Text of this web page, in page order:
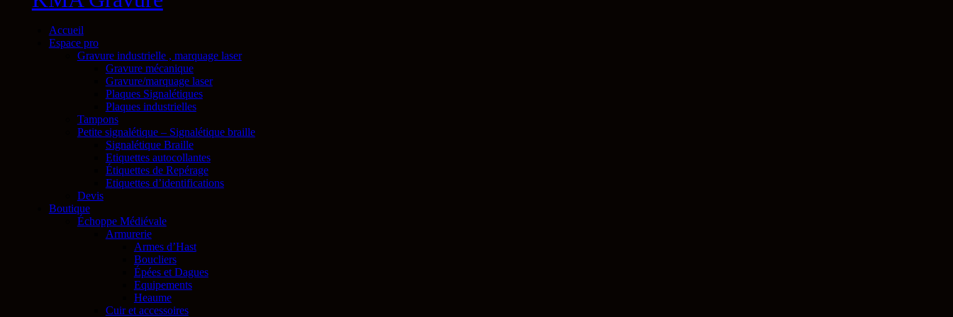
Accueil
Espace pro
Gravure industrielle , marquage laser
Gravure mécanique
Gravure/marquage laser
Plaques Signalétiques
Plaques industrielles
Tampons
Petite signalétique – Signalétique braille
Signalétique Braille
Etiquettes autocollantes
Étiquettes de Repérage
Etiquettes d’identifications
Devis
Boutique
Échoppe Médiévale
Armurerie
Armes d’Hast
Boucliers
Épées et Dagues
Equipements
Heaume
Cuir et accessoires